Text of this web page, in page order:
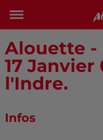
Alouette -
17
l'Indre.
Infos